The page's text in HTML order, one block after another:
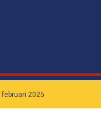
2025